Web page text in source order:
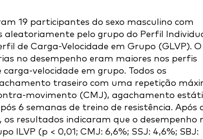
19 participantes do sexo masculino com
aleatoriamente pelo grupo do Perfil
de Carga-Velocidade em Grupo (GLVP). O
no desempenho eram maiores nos perfis
velocidade em grupo. Todos os
traseiro com uma repetição
movimento (CMJ), agachamento
6 semanas de treino de resistência. Após
resultados indicaram que o desempenho
(p < 0,01; CMJ: 6,6%; SSJ: 4,6%; SBJ: